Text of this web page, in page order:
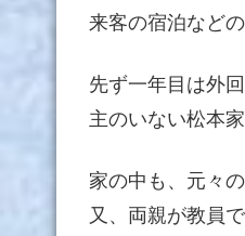
来客の宿泊など
先ず一年目は外
主のいない松本
家の中も、元々
又、両親が教員